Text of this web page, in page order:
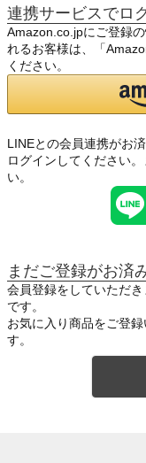
連携サービスでロ
Amazon.co.jpにご登録
れるお客様は、「
ください。
LINEとの会員連携がお
ログインしてください。
い。
まだご登録がお済
会員登録をしていただ
です。
お気に入り商品をご登
す。